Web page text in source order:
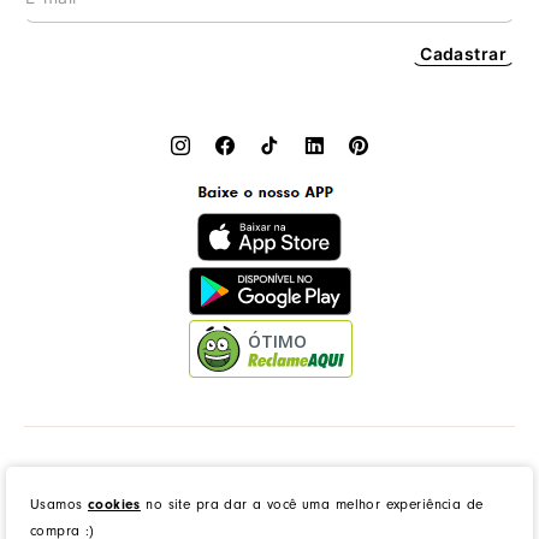
Usamos cookies no site pra dar a você uma melhor experiência de
compra :)
Cadastrar
ÓTIMO